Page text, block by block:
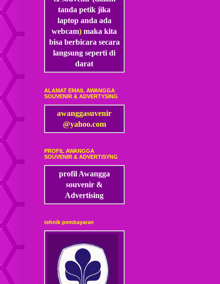
tanda petik jika
laptop anda ada
webcam)maka kita
bisa berbicara secara
langsung seperti di
darat
ALAMAT EMAIL AWANGGA
SOUVENIR & ADVERTYSING
awanggasuvenir
@yahoo.com
PROFIL AWANGGA
SOUVENIR & ADVERTISYNG
profil Awangga
souvenir &
Advertising
tehnik pembayaran